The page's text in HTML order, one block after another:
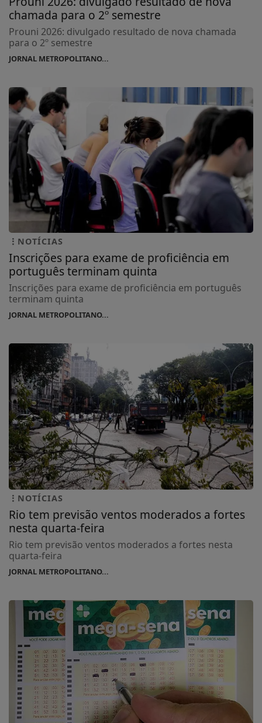
chamada para o 2º semestre
Prouni 2026: divulgado resultado de nova chamada
para o 2º semestre
JORNAL METROPOLITANO...
NOTÍCIAS
Inscrições para exame de proficiência em
português terminam quinta
Inscrições para exame de proficiência em português
terminam quinta
JORNAL METROPOLITANO...
NOTÍCIAS
Rio tem previsão ventos moderados a fortes
nesta quarta-feira
Rio tem previsão ventos moderados a fortes nesta
quarta-feira
JORNAL METROPOLITANO...